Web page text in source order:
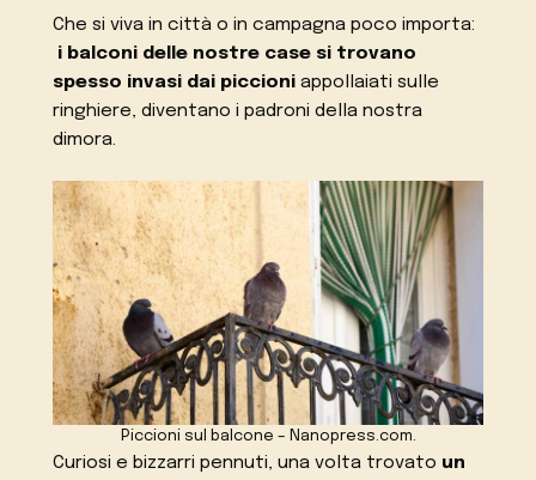
Che si viva in città o in campagna poco importa:
i balconi delle nostre case si trovano
spesso invasi dai piccioni appollaiati sulle
ringhiere, diventano i padroni della nostra
dimora.
Piccioni sul balcone – Nanopress.com.
Curiosi e bizzarri pennuti, una volta trovato un